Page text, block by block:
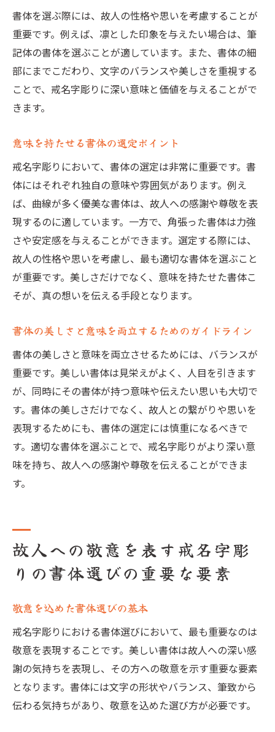
書体を選ぶ際には、故人の性格や思いを考慮することが
重要です。例えば、凛とした印象を与えたい場合は、筆
記体の書体を選ぶことが適しています。また、書体の細
部にまでこだわり、文字のバランスや美しさを重視する
ことで、戒名字彫りに深い意味と価値を与えることがで
きます。
意味を持たせる書体の選定ポイント
戒名字彫りにおいて、書体の選定は非常に重要です。書
体にはそれぞれ独自の意味や雰囲気があります。例え
ば、曲線が多く優美な書体は、故人への感謝や尊敬を表
現するのに適しています。一方で、角張った書体は力強
さや安定感を与えることができます。選定する際には、
故人の性格や思いを考慮し、最も適切な書体を選ぶこと
が重要です。美しさだけでなく、意味を持たせた書体こ
そが、真の想いを伝える手段となります。
書体の美しさと意味を両立するためのガイドライン
書体の美しさと意味を両立させるためには、バランスが
重要です。美しい書体は見栄えがよく、人目を引きます
が、同時にその書体が持つ意味や伝えたい思いも大切で
す。書体の美しさだけでなく、故人との繋がりや思いを
表現するためにも、書体の選定には慎重になるべきで
す。適切な書体を選ぶことで、戒名字彫りがより深い意
味を持ち、故人への感謝や尊敬を伝えることができま
す。
故人への敬意を表す戒名字彫
りの書体選びの重要な要素
敬意を込めた書体選びの基本
戒名字彫りにおける書体選びにおいて、最も重要なのは
敬意を表現することです。美しい書体は故人への深い感
謝の気持ちを表現し、その方への敬意を示す重要な要素
となります。書体には文字の形状やバランス、筆致から
伝わる気持ちがあり、敬意を込めた選び方が必要です。